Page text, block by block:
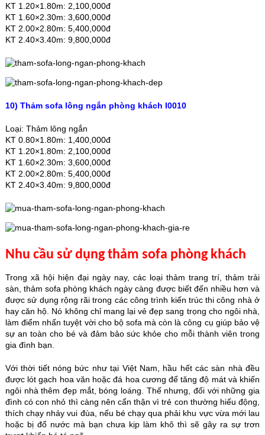
KT 1.20×1.80m: 2,100,000đ
KT 1.60×2.30m: 3,600,000đ
KT 2.00×2.80m: 5,400,000đ
KT 2.40×3.40m: 9,800,000đ
10) Thảm sofa lông ngắn phòng khách I0010
Loại: Thảm lông ngắn
KT 0.80×1.80m: 1,400,000đ
KT 1.20×1.80m: 2,100,000đ
KT 1.60×2.30m: 3,600,000đ
KT 2.00×2.80m: 5,400,000đ
KT 2.40×3.40m: 9,800,000đ
Nhu cầu sử dụng thảm sofa phòng khách
Trong xã hội hiện đại ngày nay, các loại thảm trang trí, thảm trải
sàn, thảm sofa phòng khách ngày càng được biết đến nhiều hơn và
được sử dụng rộng rãi trong các công trình kiến trúc thi công nhà ở
hay căn hộ. Nó không chỉ mang lại vẻ đẹp sang trọng cho ngôi nhà,
làm điểm nhấn tuyệt vời cho bộ sofa mà còn là công cụ giúp bảo vệ
sự an toàn cho bé và đảm bảo sức khỏe cho mỗi thành viên trong
gia đình bạn.
Với thời tiết nóng bức như tại Việt Nam, hầu hết các sàn nhà đều
được lót gạch hoa văn hoặc đá hoa cương để tăng độ mát và khiến
ngôi nhà thêm đẹp mắt, bóng loáng. Thế nhưng, đối với những gia
đình có con nhỏ thì càng nên cẩn thận vì trẻ con thường hiếu động,
thích chạy nhảy vui đùa, nếu bé chạy qua phải khu vực vừa mới lau
hoặc bị đổ nước mà bạn chưa kịp làm khô thì sẽ gây ra sự trơn